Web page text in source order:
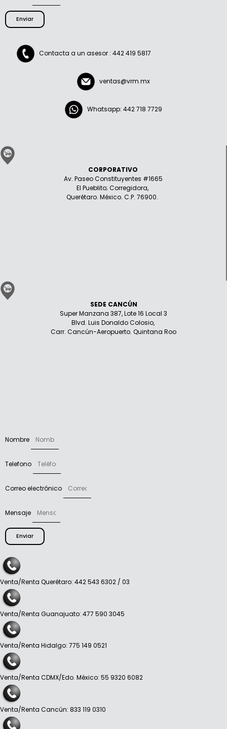
Enviar
Contacta a un asesor : 442 419 5817
ventas@vrm.mx
Whatsapp: 442 718 7729
CORPORATIVO
Av. Paseo Constituyentes #1665
El Pueblito; Corregidora,
Querétaro. México. C.P. 76900.
SEDE CANCÚN
Super Manzana 387, Lote 16 Local 3
Blvd. Luis Donaldo Colosio,
Carr. Cancún-Aeropuerto. Quintana Roo
Nombre
Telefono
Correo electrónico
Mensaje
Enviar
Venta/Renta Querétaro: 442 543 6302 / 03
Venta/Renta Guanajuato: 477 590 3045
Venta/Renta Hidalgo: 775 149 0521
Venta/Renta CDMX/Edo. México: 55 9320 6082
Venta/Renta Cancún: 833 119 0310